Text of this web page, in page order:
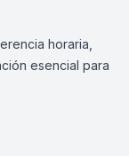
horaria,
esencial para